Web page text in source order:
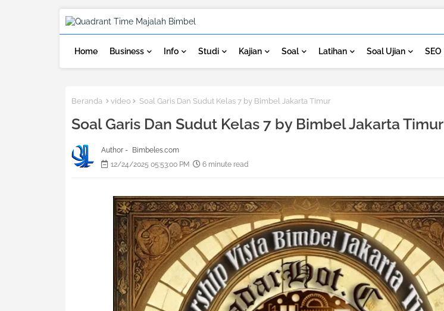
Home Business Info Studi Kajian Soal Latihan Soal Ujian SEO
Beranda video Soal Garis Dan Sudut Kelas 7 by Bimbel Jakarta Timur
Soal Garis Dan Sudut Kelas 7 by Bimbel Jakarta Timur
Author -
Bimbeles.com
12/24/2025 05:53:00 PM
6 minute read